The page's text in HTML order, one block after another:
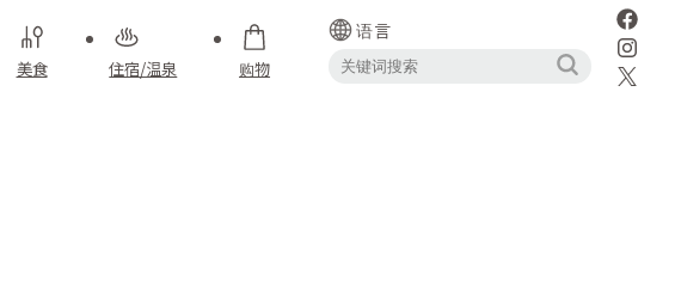
美食 住宿/温泉 购物
语言